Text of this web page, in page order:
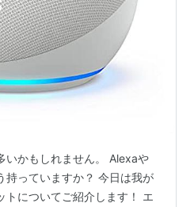
いかもしれません。 Alexaや
持っていますか？ 今日は我が
トについてご紹介します！ エ